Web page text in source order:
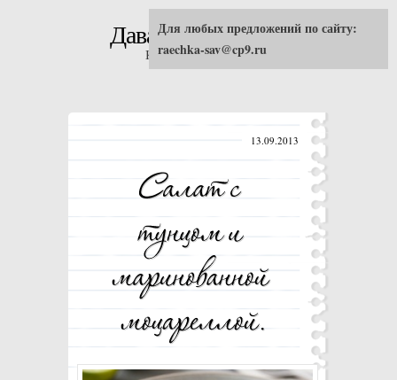
Давай попробуем!
Кулинарные рецепты
13.09.2013
Для любых предложений по сайту:
raechka-sav@cp9.ru